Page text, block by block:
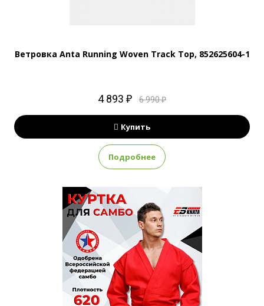
Ветровка Anta Running Woven Track Top, 852625604-1
4 893 ₽ 6 990 ₽
Купить
Подробнее